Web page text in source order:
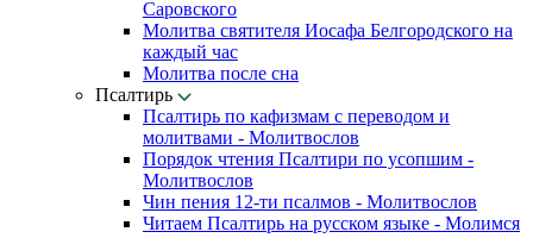
Саровского
Молитва святителя Иосафа Белгородского на
каждый час
Молитва после сна
Псалтирь
Псалтирь по кафизмам с переводом и
молитвами - Молитвослов
Порядок чтения Псалтири по усопшим -
Молитвослов
Чин пения 12-ти псалмов - Молитвослов
Читаем Псалтирь на русском языке - Молимся